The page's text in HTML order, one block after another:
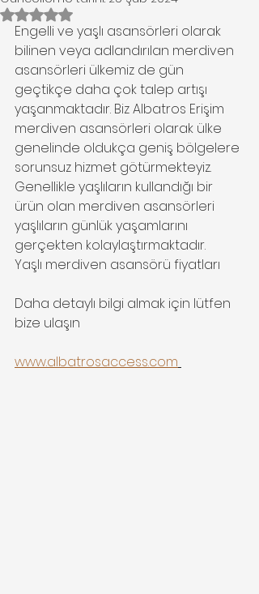
5 üzerinden NaN yıldız
Engelli ve yaşlı asansörleri olarak
bilinen veya adlandırılan merdiven
asansörleri ülkemiz de gün
geçtikçe daha çok talep artışı
yaşanmaktadır. Biz Albatros Erişim
merdiven asansörleri olarak ülke
genelinde oldukça geniş bölgelere
sorunsuz hizmet götürmekteyiz.
Genellikle yaşlıların kullandığı bir
ürün olan merdiven asansörleri
yaşlıların günlük yaşamlarını
gerçekten kolaylaştırmaktadır.
Yaşlı merdiven asansörü fiyatları
Daha detaylı bilgi almak için lütfen
bize ulaşın
www.albatrosaccess.com